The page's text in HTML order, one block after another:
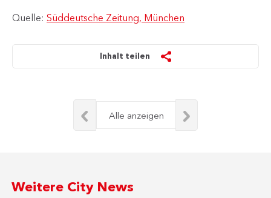
Quelle: Süddeutsche Zeitung, München
Inhalt teilen
Alle anzeigen
Weitere City News